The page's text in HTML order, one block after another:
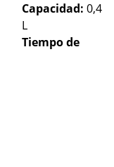
Capacidad:0,4
L
Tiempo de